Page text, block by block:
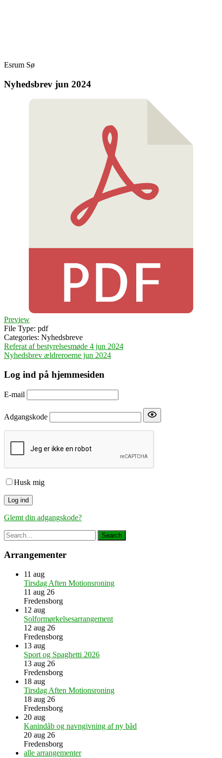
Esrum Sø
Nyhedsbrev jun 2024
Preview
File Type: pdf
Categories: Nyhedsbreve
Indlægsnavigation
Referat af bestyrelsesmøde 4 jun 2024
Nyhedsbrev ældreroerne jun 2024
Log ind på hjemmesiden
E-mail
Adgangskode
Husk mig
Glemt din adgangskode?
Arrangementer
11 aug
Tirsdag Aften Motionsroning
11 aug 26
Fredensborg
12 aug
Solformørkelsesarrangement
12 aug 26
Fredensborg
13 aug
Sport og Spaghetti 2026
13 aug 26
Fredensborg
18 aug
Tirsdag Aften Motionsroning
18 aug 26
Fredensborg
20 aug
Kanindåb og navngivning af ny båd
20 aug 26
Fredensborg
alle arrangementer